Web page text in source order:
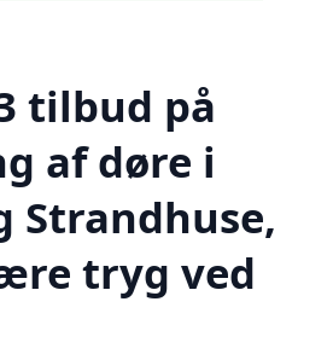
tilbud på
af døre i
Strandhuse,
tryg ved